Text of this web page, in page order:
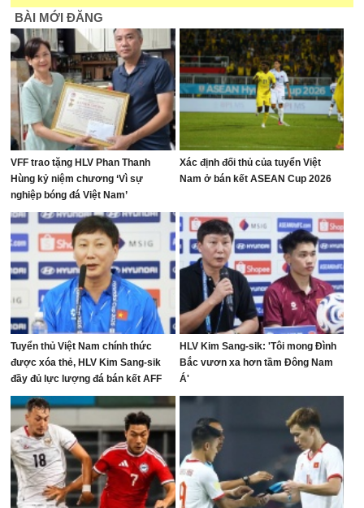
BÀI MỚI ĐĂNG
VFF trao tặng HLV Phan Thanh
Hùng kỷ niệm chương ‘Vì sự
nghiệp bóng đá Việt Nam’
Xác định đối thủ của tuyển Việt
Nam ở bán kết ASEAN Cup 2026
Tuyển thủ Việt Nam chính thức
được xóa thẻ, HLV Kim Sang-sik
đầy đủ lực lượng đá bán kết AFF
Cup
HLV Kim Sang-sik: 'Tôi mong Đình
Bắc vươn xa hơn tầm Đông Nam
Á'